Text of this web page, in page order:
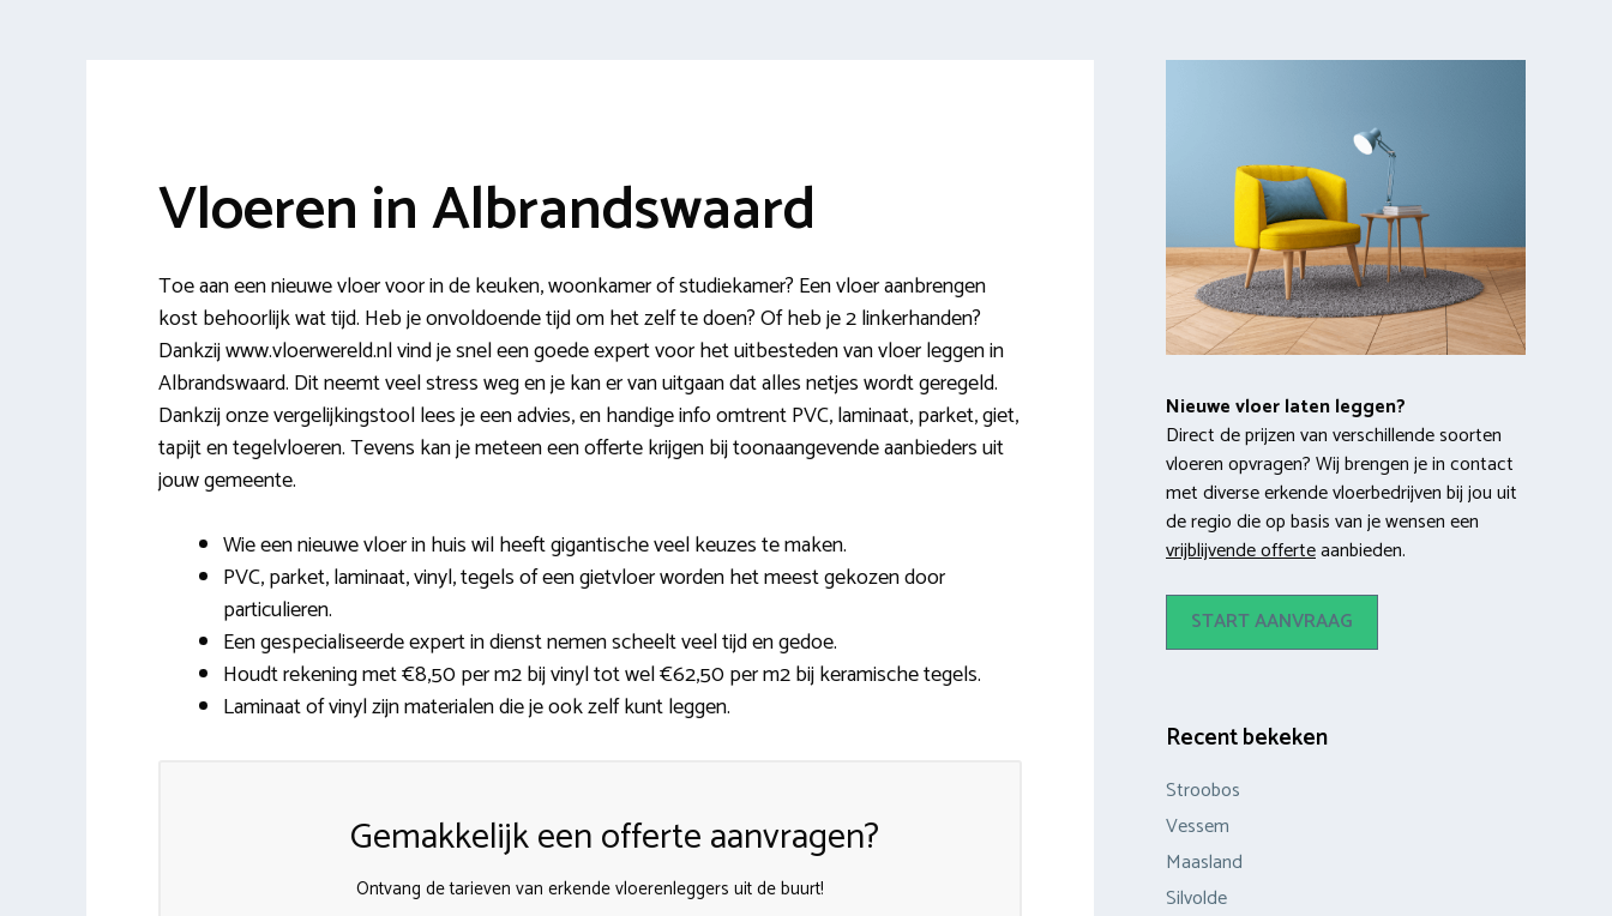
Vloeren in Albrandswaard
Toe aan een nieuwe vloer voor in de keuken, woonkamer of studiekamer? Een vloer aanbrengen
kost behoorlijk wat tijd. Heb je onvoldoende tijd om het zelf te doen? Of heb je 2 linkerhanden?
Dankzij www.vloerwereld.nl vind je snel een goede expert voor het uitbesteden van vloer leggen in
Albrandswaard. Dit neemt veel stress weg en je kan er van uitgaan dat alles netjes wordt geregeld.
Dankzij onze vergelijkingstool lees je een advies, en handige info omtrent PVC, laminaat, parket, giet,
tapijt en tegelvloeren. Tevens kan je meteen een offerte krijgen bij toonaangevende aanbieders uit
jouw gemeente.
Wie een nieuwe vloer in huis wil heeft gigantische veel keuzes te maken.
PVC, parket, laminaat, vinyl, tegels of een gietvloer worden het meest gekozen door
particulieren.
Een gespecialiseerde expert in dienst nemen scheelt veel tijd en gedoe.
Houdt rekening met €8,50 per m2 bij vinyl tot wel €62,50 per m2 bij keramische tegels.
Laminaat of vinyl zijn materialen die je ook zelf kunt leggen.
Gemakkelijk een offerte aanvragen?
Ontvang de tarieven van erkende vloerenleggers uit de buurt!
Nieuwe vloer laten leggen?
Direct de prijzen van verschillende soorten
vloeren opvragen? Wij brengen je in contact
met diverse erkende vloerbedrijven bij jou uit
de regio die op basis van je wensen een
vrijblijvende offerteaanbieden.
START AANVRAAG
Recent bekeken
Stroobos
Vessem
Maasland
Silvolde